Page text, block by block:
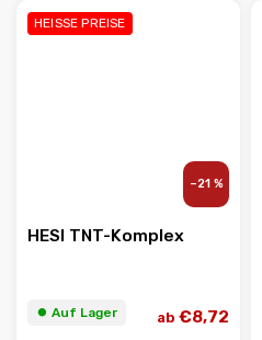
HEISSE PREISE
–21 %
HESI TNT-Komplex
⏺︎ Auf Lager ab €8,72